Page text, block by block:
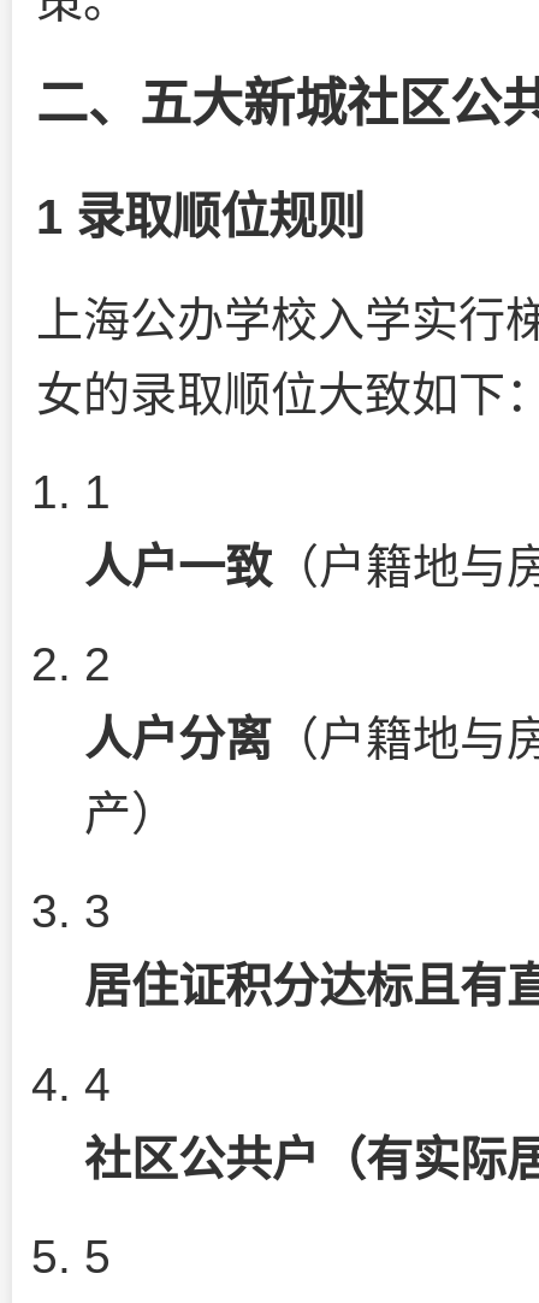
二、五大新城社区公
1 录取顺位规则
上海公办学校入学实行
女的录取顺位大致如下
1
人户一致 （户籍地
2
人户分离 （户籍地
产）
3
居住证积分达标且有
4
社区公共户（有实际
5